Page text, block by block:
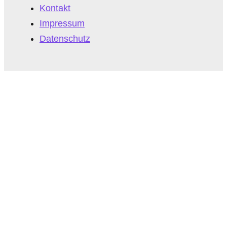
Kontakt
Impressum
Datenschutz